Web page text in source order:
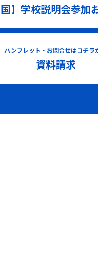
国】学校説明会参加
パンフレット・お問合せはコチラ
資料請求